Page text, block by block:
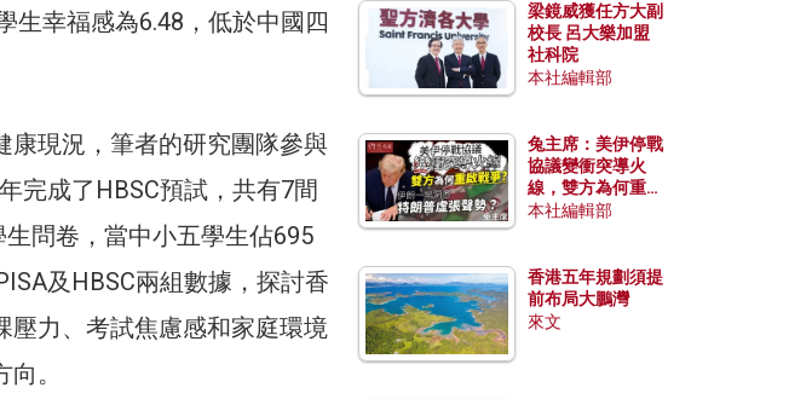
生幸福感為6.48，低於中國四
康現況，筆者的研究團隊參與
完成了HBSC預試，共有7間
問卷，當中小五學生佔695
及HBSC兩組數據，探討香
壓力、考試焦慮感和家庭環境
。
梁鏡威獲任方大副
校長 呂大樂加盟
社科院
本社編輯部
兔主席：美伊停戰
協議變衝突導火
線，雙方為何重啟
戰爭？伊朗一早洞
本社編輯部
香港五年規劃須提
前布局大鵬灣
來文